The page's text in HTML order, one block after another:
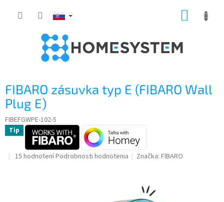
FIBARO zásuvka typ E (FIBARO Wall
Plug E)
FIBEFGWPE-102-5
Tip
Priemerné
15 hodnoteníPodrobnosti hodnotenia Značka:FIBARO